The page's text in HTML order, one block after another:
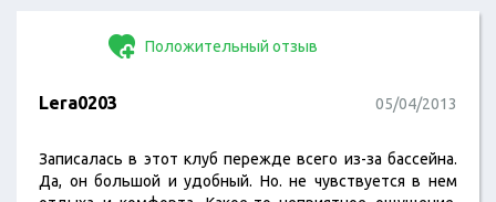
Положительный отзыв
Lera0203 05/04/2013
Записалась в этот клуб пережде всего из-за бассейна.
Да, он большой и удобный. Но. не чувствуется в нем